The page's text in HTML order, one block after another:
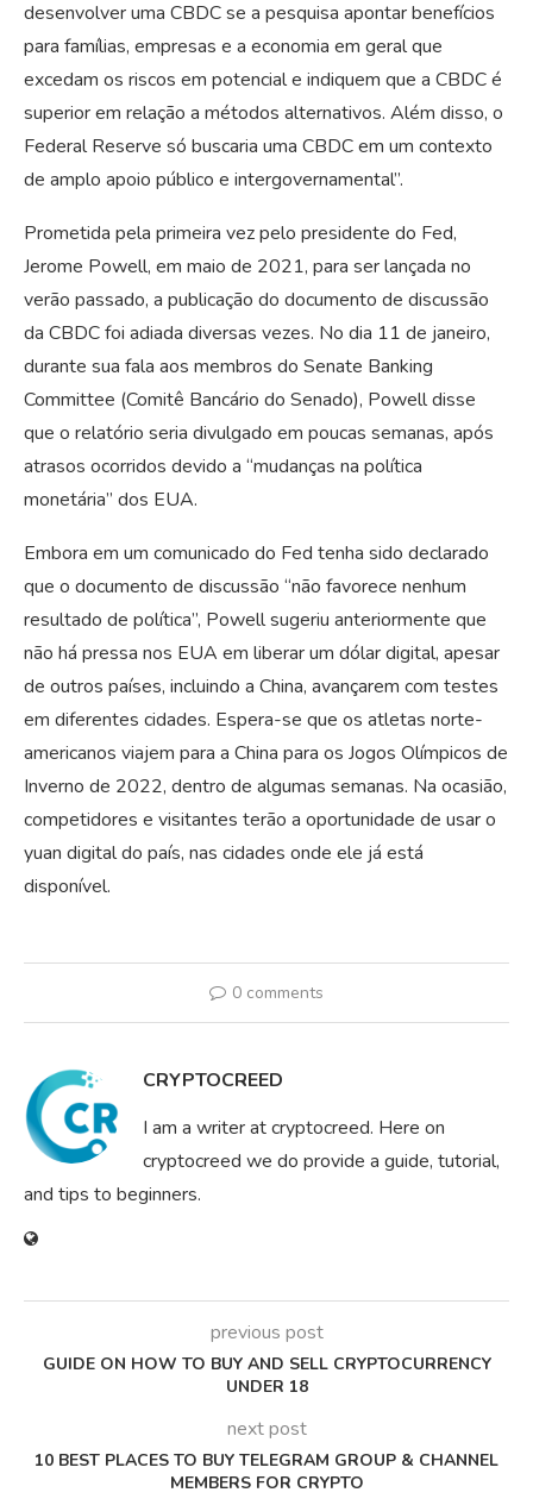
desenvolver uma CBDC se a pesquisa apontar benefícios
para famílias, empresas e a economia em geral que
excedam os riscos em potencial e indiquem que a CBDC é
superior em relação a métodos alternativos. Além disso, o
Federal Reserve só buscaria uma CBDC em um contexto
de amplo apoio público e intergovernamental”.
Prometida pela primeira vez pelo presidente do Fed,
Jerome Powell, em maio de 2021, para ser lançada no
verão passado, a publicação do documento de discussão
da CBDC foi adiada diversas vezes. No dia 11 de janeiro,
durante sua fala aos membros do Senate Banking
Committee (Comitê Bancário do Senado), Powell disse
que o relatório seria divulgado em poucas semanas, após
atrasos ocorridos devido a “mudanças na política
monetária” dos EUA.
Embora em um comunicado do Fed tenha sido declarado
que o documento de discussão “não favorece nenhum
resultado de política”, Powell sugeriu anteriormente que
não há pressa nos EUA em liberar um dólar digital, apesar
de outros países, incluindo a China, avançarem com testes
em diferentes cidades. Espera-se que os atletas norte-
americanos viajem para a China para os Jogos Olímpicos de
Inverno de 2022, dentro de algumas semanas. Na ocasião,
competidores e visitantes terão a oportunidade de usar o
yuan digital do país, nas cidades onde ele já está
disponível.
0 comments
CRYPTOCREED
I am a writer at cryptocreed. Here on
cryptocreed we do provide a guide, tutorial,
and tips to beginners.
previous post
GUIDE ON HOW TO BUY AND SELL CRYPTOCURRENCY
UNDER 18
next post
10 BEST PLACES TO BUY TELEGRAM GROUP & CHANNEL
MEMBERS FOR CRYPTO